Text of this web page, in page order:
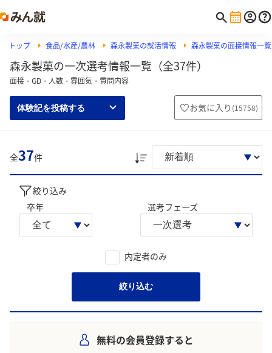
トップ 食品/水産/農林 森永製菓の就活情報 森永製菓の面接情報一覧
森永製菓の一次選考情報一覧（全37件）
面接・GD・人数・雰囲気・質問内容
体験記を投稿する お気に入り (15758)
全37件
絞り込み
卒年
選考フェーズ
内定者のみ
絞り込む
無料の会員登録すると